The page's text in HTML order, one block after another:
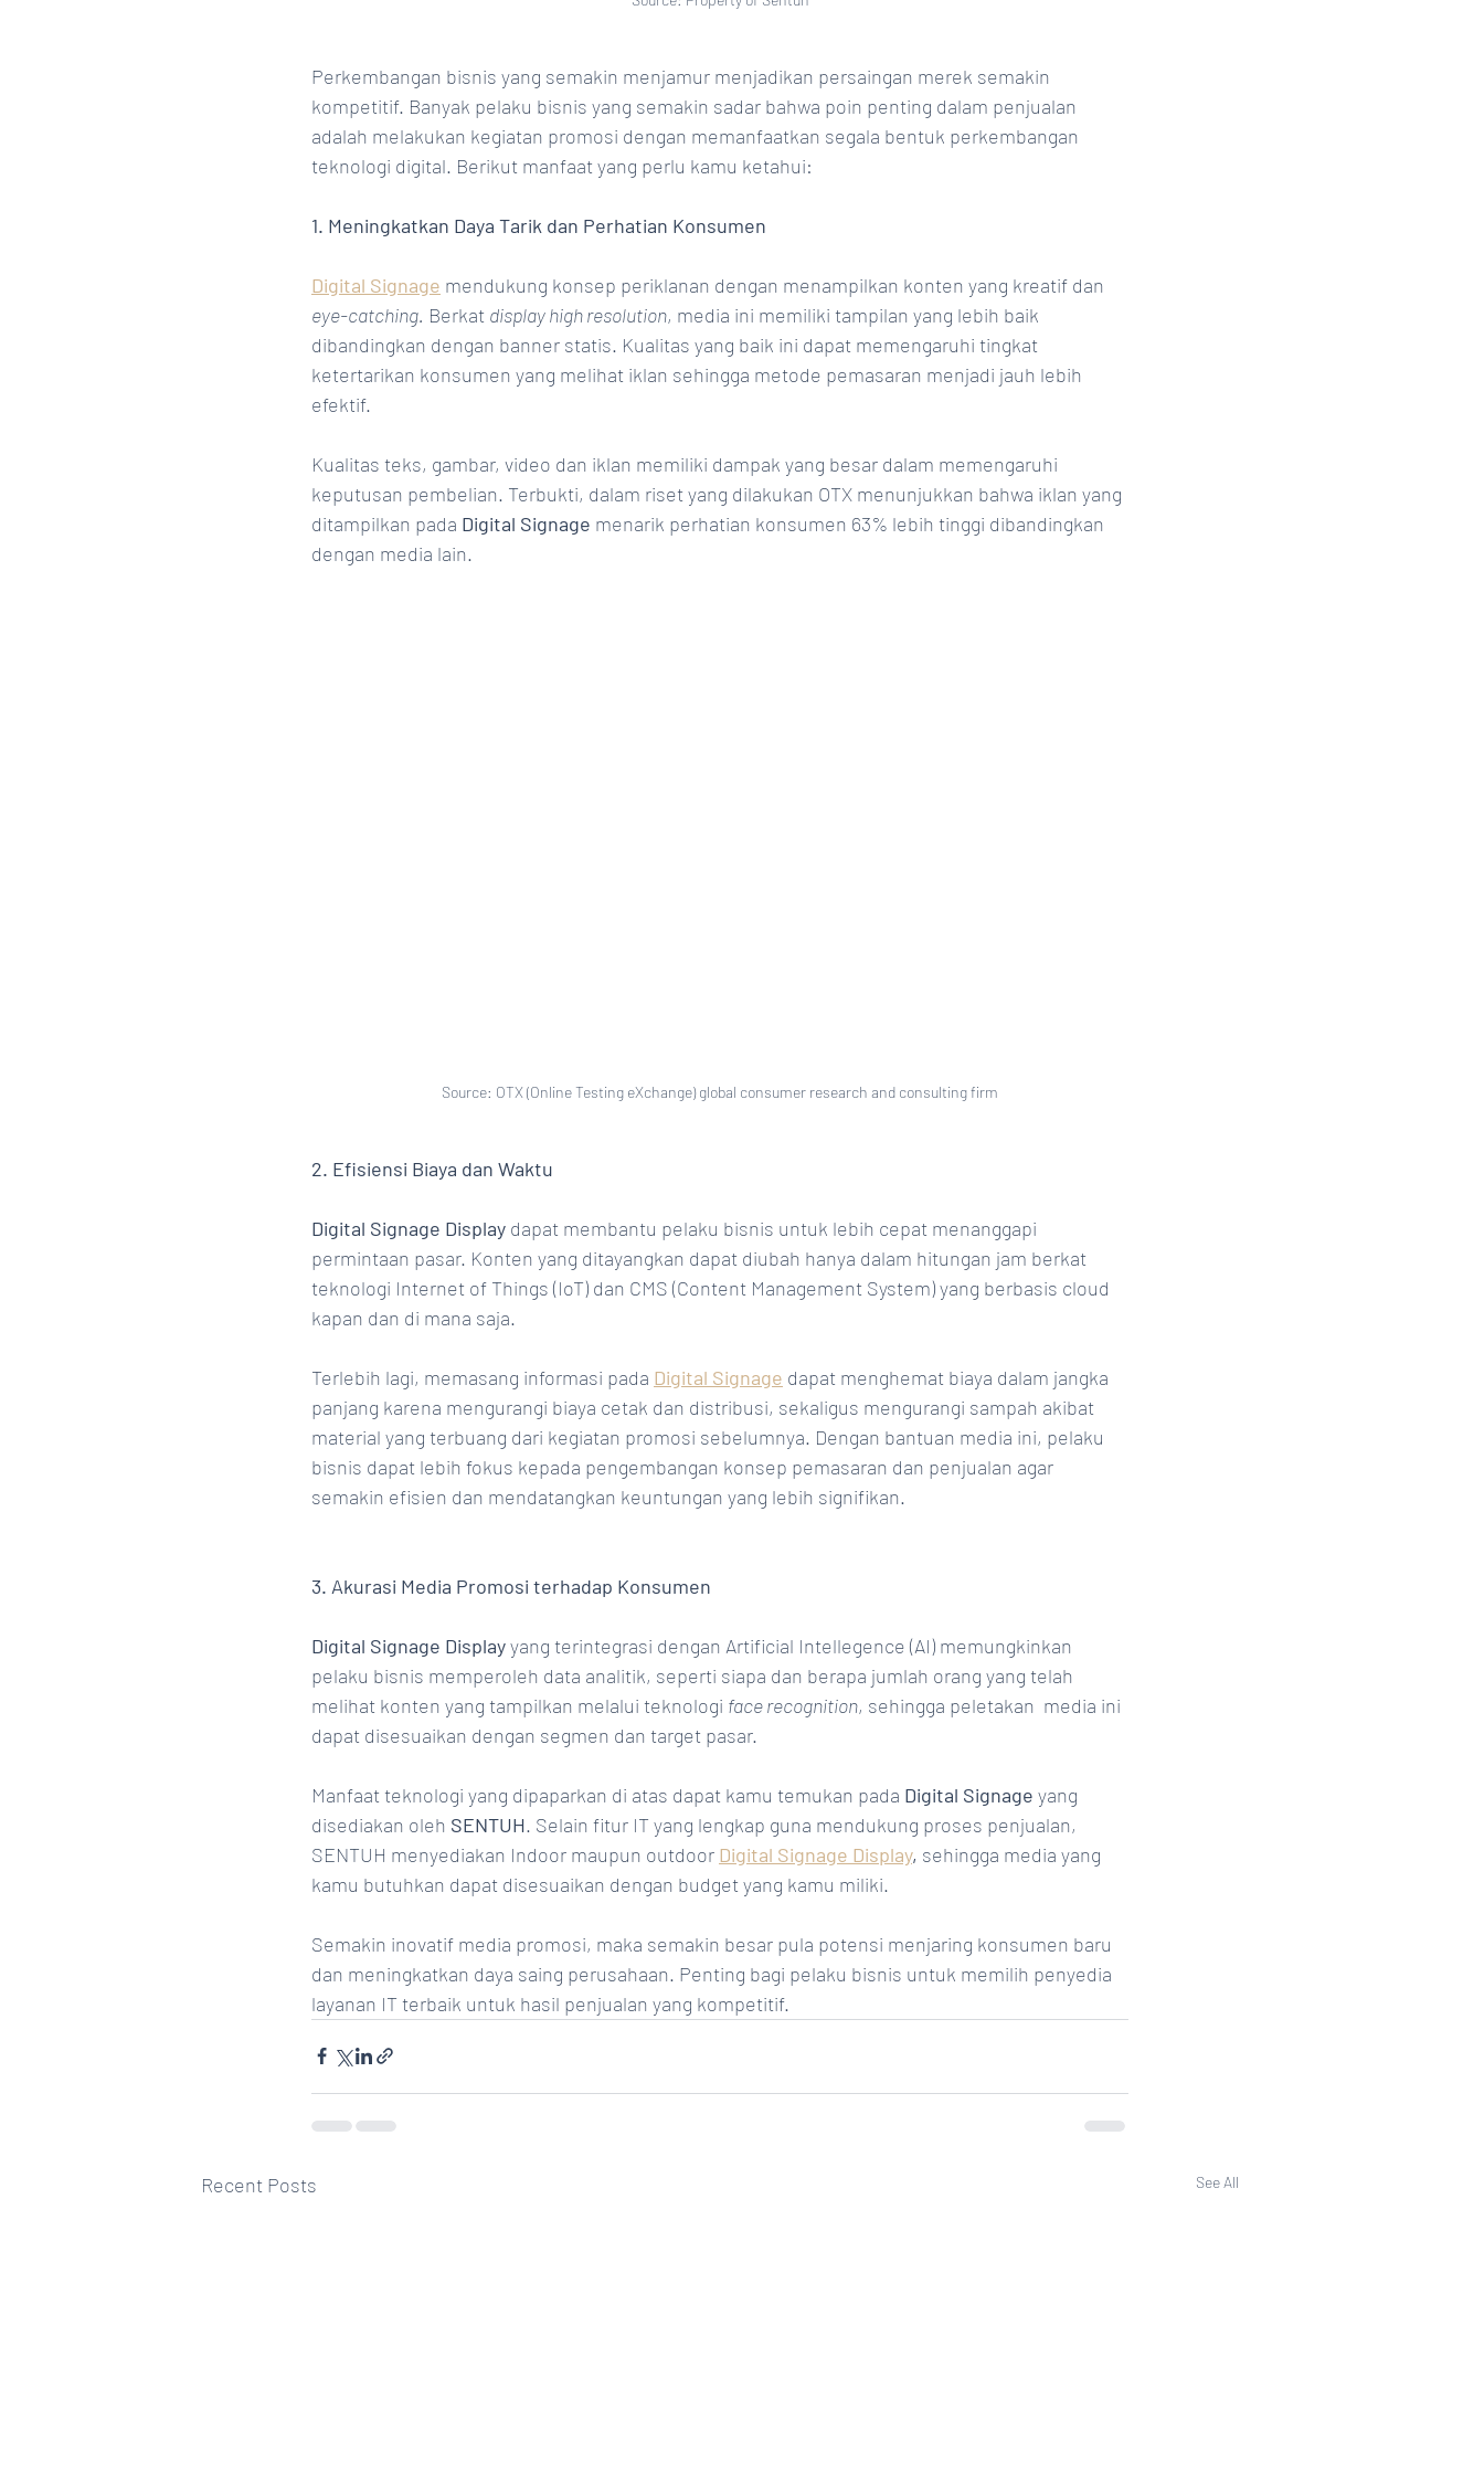
Perkembangan bisnis yang semakin menjamur menjadikan persaingan merek semakin
kompetitif. Banyak pelaku bisnis yang semakin sadar bahwa poin penting dalam penjualan
adalah melakukan kegiatan promosi dengan memanfaatkan segala bentuk perkembangan
teknologi digital. Berikut manfaat yang perlu kamu ketahui:
1. Meningkatkan Daya Tarik dan Perhatian Konsumen
Digital Signage mendukung konsep periklanan dengan menampilkan konten yang kreatif dan
eye-catching. Berkat display high resolution, media ini memiliki tampilan yang lebih baik
dibandingkan dengan banner statis. Kualitas yang baik ini dapat memengaruhi tingkat
ketertarikan konsumen yang melihat iklan sehingga metode pemasaran menjadi jauh lebih
efektif.
Kualitas teks, gambar, video dan iklan memiliki dampak yang besar dalam memengaruhi
keputusan pembelian. Terbukti, dalam riset yang dilakukan OTX menunjukkan bahwa iklan yang
ditampilkan pada Digital Signage menarik perhatian konsumen 63% lebih tinggi dibandingkan
dengan media lain.
Source: OTX (Online Testing eXchange) global consumer research and consulting firm
2. Efisiensi Biaya dan Waktu
Digital Signage Display dapat membantu pelaku bisnis untuk lebih cepat menanggapi
permintaan pasar. Konten yang ditayangkan dapat diubah hanya dalam hitungan jam berkat
teknologi Internet of Things (IoT) dan CMS (Content Management System) yang berbasis cloud
kapan dan di mana saja.
Terlebih lagi, memasang informasi pada Digital Signage dapat menghemat biaya dalam jangka
panjang karena mengurangi biaya cetak dan distribusi, sekaligus mengurangi sampah akibat
material yang terbuang dari kegiatan promosi sebelumnya. Dengan bantuan media ini, pelaku
bisnis dapat lebih fokus kepada pengembangan konsep pemasaran dan penjualan agar
semakin efisien dan mendatangkan keuntungan yang lebih signifikan.
3. Akurasi Media Promosi terhadap Konsumen
Digital Signage Display yang terintegrasi dengan Artificial Intellegence (AI) memungkinkan
pelaku bisnis memperoleh data analitik, seperti siapa dan berapa jumlah orang yang telah
melihat konten yang tampilkan melalui teknologi face recognition, sehingga peletakan media ini
dapat disesuaikan dengan segmen dan target pasar.
Manfaat teknologi yang dipaparkan di atas dapat kamu temukan pada Digital Signage yang
disediakan oleh SENTUH. Selain fitur IT yang lengkap guna mendukung proses penjualan,
SENTUH menyediakan Indoor maupun outdoor Digital Signage Display, sehingga media yang
kamu butuhkan dapat disesuaikan dengan budget yang kamu miliki.
Semakin inovatif media promosi, maka semakin besar pula potensi menjaring konsumen baru
dan meningkatkan daya saing perusahaan. Penting bagi pelaku bisnis untuk memilih penyedia
layanan IT terbaik untuk hasil penjualan yang kompetitif.
Recent Posts See All